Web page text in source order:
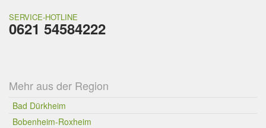
SERVICE-HOTLINE
0621 54584222
Mehr aus der Region
Bad Dürkheim
Bobenheim-Roxheim